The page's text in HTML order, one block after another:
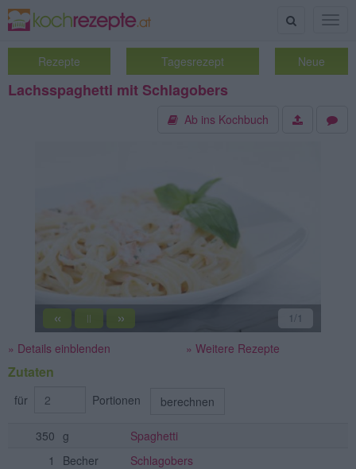
Suche
Rezepte Tagesrezept Neue
Lachsspaghetti mit Schlagobers
Ab ins Kochbuch
« || » 1/1
» Details einblenden » Weitere Rezepte
Zutaten
für Portionen berechnen
350 g
Spaghetti
1
Becher
Schlagobers